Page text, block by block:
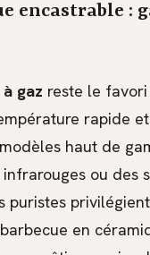
encastrable :
gaz reste le
rapide
haut de
ou des
puristes
en